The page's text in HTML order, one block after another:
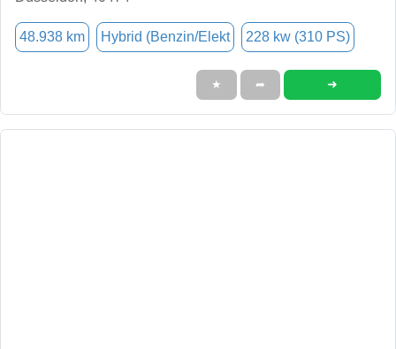
48.938 km Hybrid (Benzin/Elekt 228 kw (310 PS)
★ ➦ ➜